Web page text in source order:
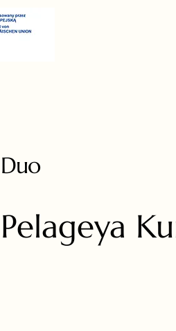
Duo
Pelageya